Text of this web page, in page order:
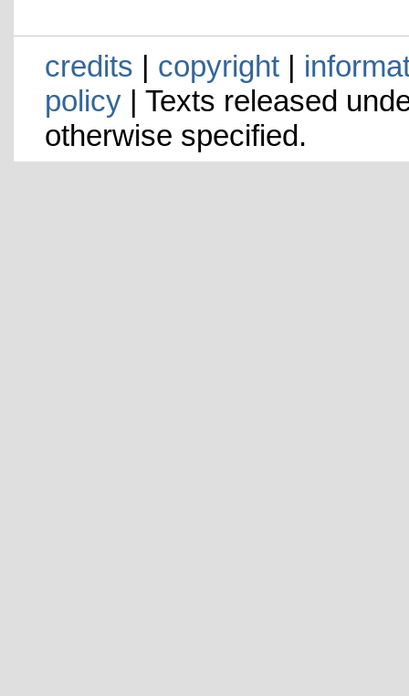
credits | copyright|
policy| Texts released
otherwise specified.